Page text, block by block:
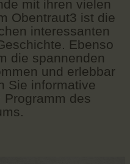
mit ihren vielen
Obentraut3 ist die
interessanten
Ebenso
die spannenden
und erlebbar
Sie informative
Programm des